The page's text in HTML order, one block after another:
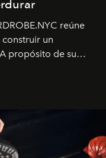
reúne
un
propósito de su
neoyorquina y
global de la marca